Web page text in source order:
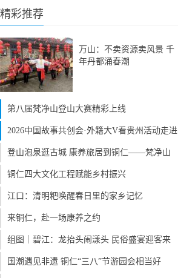
精彩推荐
万山：不卖资源卖风景 千
年丹都涌春潮
第八届梵净山登山大赛精彩上线
2026中国故事共创会·外籍大V看贵州活动走进
登山泡泉逛古城 康养旅居到铜仁——梵净山
铜仁四大文化工程赋能乡村振兴
江口：清明粑唤醒春日里的家乡记忆
来铜仁，赴一场康养之约
组图｜碧江：龙抬头闹漾头 民俗盛宴迎客来
国潮遇见非遗 铜仁“三八”节游园会相当好